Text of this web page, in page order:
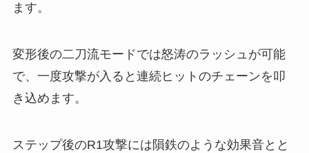
ます。
変形後の二刀流モードでは怒涛のラッシュが可能
で、一度攻撃が入ると連続ヒットのチェーンを叩
き込めます。
ステップ後のR1攻撃には隕鉄のような効果音とと